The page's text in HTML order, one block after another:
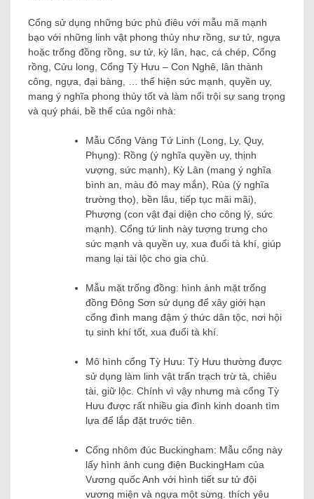
Cổng sử dụng những bức phù điêu với mẫu mã mạnh
bạo với những linh vật phong thủy như rồng, sư tử, ngựa
hoặc trống đồng rồng, sư tử, kỳ lân, hạc, cá chép, Cổng
rồng, Cửu long, Cổng Tỳ Hưu – Con Nghê, lân thành
công, ngựa, đại bàng, … thể hiện sức mạnh, quyền uy,
mang ý nghĩa phong thủy tốt và làm nổi trội sự sang trọng
và quý phái, bề thế của ngôi nhà:
Mẫu Cổng Vàng Tứ Linh (Long, Ly, Quy,
Phụng): Rồng (ý nghĩa quyền uy, thịnh
vượng, sức mạnh), Kỳ Lân (mang ý nghĩa
bình an, màu đỏ may mắn), Rùa (ý nghĩa
trường thọ), bền lâu, tiếp tục mãi mãi),
Phượng (con vật đại diện cho công lý, sức
mạnh). Cổng tứ linh này tượng trưng cho
sức mạnh và quyền uy, xua đuổi tà khí, giúp
mang lại tài lộc cho gia chủ.
Mẫu mặt trống đồng: hình ảnh mặt trống
đồng Đông Sơn sử dụng để xây giới hạn
cổng đình mang đậm ý thức dân tộc, nơi hội
tụ sinh khí tốt, xua đuổi tà khí.
Mô hình cổng Tỳ Hưu: Tỳ Hưu thường được
sử dụng làm linh vật trấn trạch trừ tà, chiêu
tài, giữ lộc. Chính vì vậy nhưng mà cổng Tỳ
Hưu được rất nhiều gia đình kinh doanh tìm
lựa để lắp đặt trước tiên.
Cổng nhôm đúc Buckingham: Mẫu cổng này
lấy hình ảnh cung điện BuckingHam của
Vương quốc Anh với hình tiết sư tử đội
vương miện và ngựa một sừng. thích yêu